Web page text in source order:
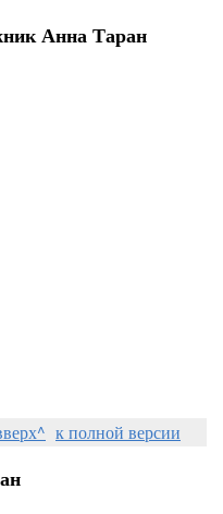
Анна Таран
к полной версии